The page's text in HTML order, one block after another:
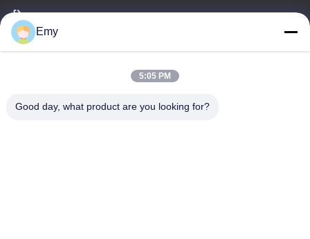
ईमेल
Emy
5:05 PM
Good day, what product are you looking for?